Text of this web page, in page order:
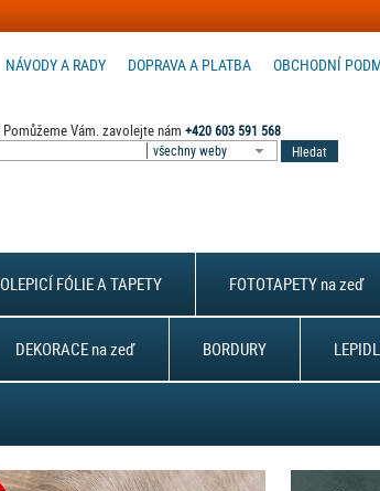
OBCHODNÍ
DOPRAVA A PLATBA
NÁVODY A RADY
Pomůžeme Vám. zavolejte nám+420 603 591 568
všechny weby
FÓLIE A TAPETY FOTOTAPETY na zeď
DEKORACE na zeď BORDURY